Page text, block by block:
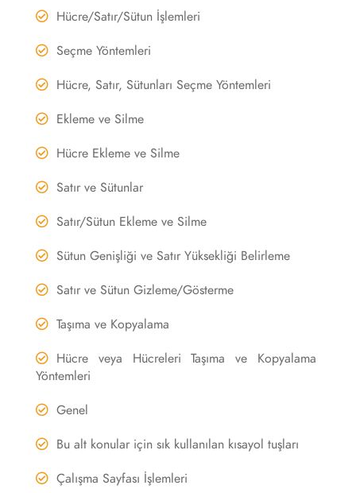
Hücre/Satır/Sütun İşlemleri
Seçme Yöntemleri
Hücre, Satır, Sütunları Seçme Yöntemleri
Ekleme ve Silme
Hücre Ekleme ve Silme
Satır ve Sütunlar
Satır/Sütun Ekleme ve Silme
Sütun Genişliği ve Satır Yüksekliği Belirleme
Satır ve Sütun Gizleme/Gösterme
Taşıma ve Kopyalama
Hücre veya Hücreleri Taşıma ve Kopyalama
Yöntemleri
Genel
Bu alt konular için sık kullanılan kısayol tuşları
Çalışma Sayfası İşlemleri